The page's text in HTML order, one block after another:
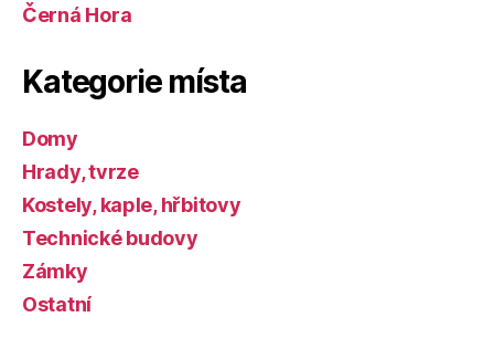
Černá Hora
Kategorie místa
Domy
Hrady, tvrze
Kostely, kaple, hřbitovy
Technické budovy
Zámky
Ostatní